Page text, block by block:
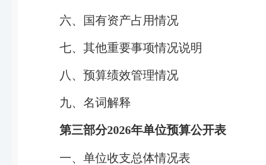
六、国有资产占用情况
七、其他重要事项情况说明
八、预算绩效管理情况
九、名词解释
第三部分2026年单位预算公开表
一、单位收支总体情况表